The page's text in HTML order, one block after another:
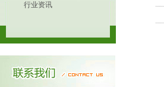
行业资讯